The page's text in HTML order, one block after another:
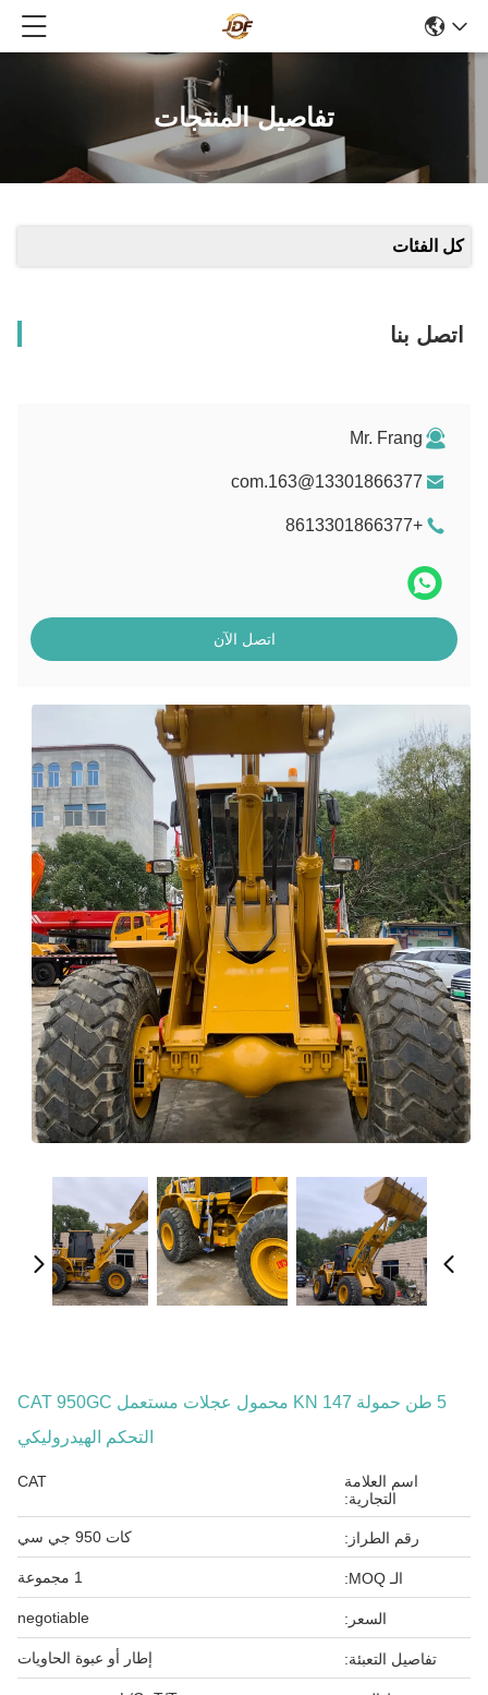
تفاصيل المنتجات
كل الفئات
اتصل بنا
Mr. Frang
13301866377@163.com
+8613301866377
اتصل الآن
5 طن حمولة 147 KN محمول عجلات مستعمل CAT 950GC
التحكم الهيدروليكي
اسم العلامة
التجارية:
CAT
رقم الطراز: كات 950 جي سي
الـ MOQ:
السعر: negotiable
تفاصيل التعبئة: إطار أو عبوة الحاويات